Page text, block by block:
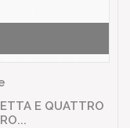
E QUATTRO